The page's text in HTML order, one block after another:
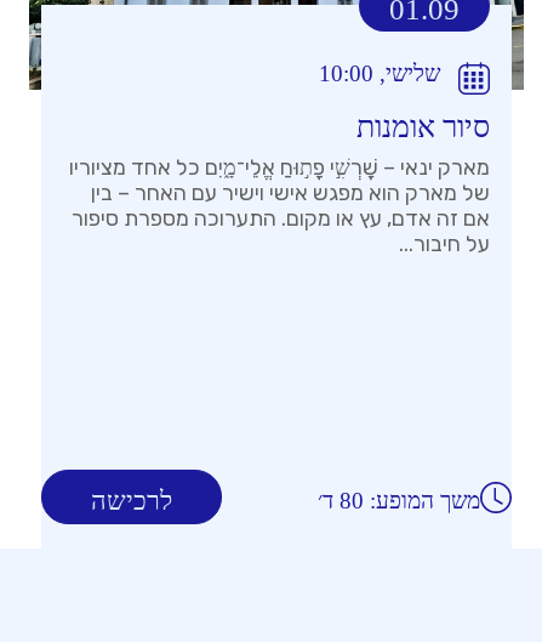
01.09
שלישי, 10:00
סיור אומנות
מארק ינאי – שׇׁרְשִׁ֣י פָת֣וּחַ אֱלֵי־מָ֑יִם כל אחד מציוריו
של מארק הוא מפגש אישי וישיר עם האחר – בין
אם זה אדם, עץ או מקום. התערוכה מספרת סיפור
על חיבור...
לרכישה משך המופע: 80 ד׳